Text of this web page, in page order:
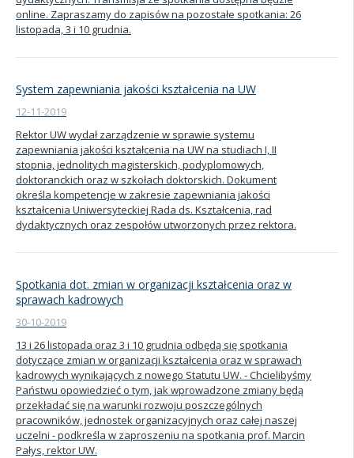
online. Zapraszamy do zapisów na pozostałe spotkania: 26
listopada, 3 i 10 grudnia.
System zapewniania jakości kształcenia na UW
12-11-2019
Rektor UW wydał zarządzenie w sprawie systemu
zapewniania jakości kształcenia na UW na studiach I, II
stopnia, jednolitych magisterskich, podyplomowych,
doktoranckich oraz w szkołach doktorskich. Dokument
określa kompetencje w zakresie zapewniania jakości
kształcenia Uniwersyteckiej Rada ds. Kształcenia, rad
dydaktycznych oraz zespołów utworzonych przez rektora.
Spotkania dot. zmian w organizacji kształcenia oraz w
sprawach kadrowych
30-10-2019
13 i 26 listopada oraz 3 i 10 grudnia odbędą się spotkania
dotyczące zmian w organizacji kształcenia oraz w sprawach
kadrowych wynikających z nowego Statutu UW. - Chcielibyśmy
Państwu opowiedzieć o tym, jak wprowadzone zmiany będą
przekładać się na warunki rozwoju poszczególnych
pracowników, jednostek organizacyjnych oraz całej naszej
uczelni - podkreśla w zaproszeniu na spotkania prof. Marcin
Pałys, rektor UW.